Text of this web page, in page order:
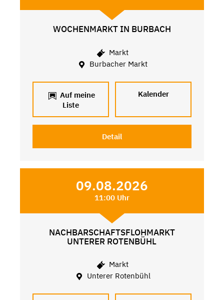
WOCHENMARKT IN BURBACH
Markt
Burbacher Markt
Auf meine
Liste
Kalender
Detail
09.08.2026
11:00 Uhr
NACHBARSCHAFTSFLOHMARKT
UNTERER ROTENBÜHL
Markt
Unterer Rotenbühl